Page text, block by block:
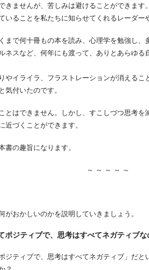
きませんが、苦しみは避けることができま
いることを私たちに知らせてくれるレーダー
まで何十冊もの本を読み、心理学を勉強し
ネスなど、何年にも渡って、ありとあらゆ
やイライラ、フラストレーションが消える
気付いたのです。
とはできません。しかし、すこしづつ思考
近づくことができます。
の趣旨になります。
～ ～ ～ ～ ～
がおかしいのかを説明していきましょう。
ポジティブで、思考はすべてネガティブな
ジティブで、思考はすべてネガティブ」だと